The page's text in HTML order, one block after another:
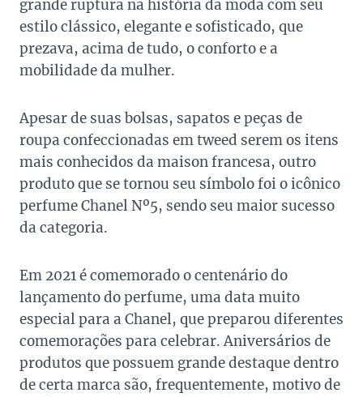
grande ruptura na história da moda com seu
estilo clássico, elegante e sofisticado, que
prezava, acima de tudo, o conforto e a
mobilidade da mulher.
Apesar de suas bolsas, sapatos e peças de
roupa confeccionadas em tweed serem os itens
mais conhecidos da maison francesa, outro
produto que se tornou seu símbolo foi o icônico
perfume Chanel Nº5, sendo seu maior sucesso
da categoria.
Em 2021 é comemorado o centenário do
lançamento do perfume, uma data muito
especial para a Chanel, que preparou diferentes
comemorações para celebrar. Aniversários de
produtos que possuem grande destaque dentro
de certa marca são, frequentemente, motivo de